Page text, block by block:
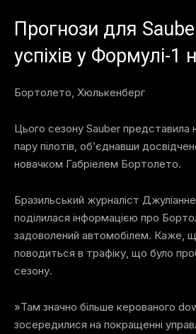
Прогнози для
успіхів у Формулі-1
Бортолето, Хюлькенберг
Цього сезону Sauber представила
пару пілотів, об’єднавши
новачком Габріелем Бортолето.
Бразильський журналіст
поділилася інформацією про
задоволений автомобілем. Каже,
поводиться в трафіку, що було
сезону.
»Там значно більше керованого
зосередилися на покращенні